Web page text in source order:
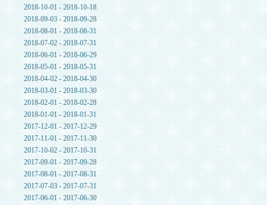
2018-10-01 - 2018-10-18
2018-09-03 - 2018-09-28
2018-08-01 - 2018-08-31
2018-07-02 - 2018-07-31
2018-06-01 - 2018-06-29
2018-05-01 - 2018-05-31
2018-04-02 - 2018-04-30
2018-03-01 - 2018-03-30
2018-02-01 - 2018-02-28
2018-01-01 - 2018-01-31
2017-12-01 - 2017-12-29
2017-11-01 - 2017-11-30
2017-10-02 - 2017-10-31
2017-09-01 - 2017-09-28
2017-08-01 - 2017-08-31
2017-07-03 - 2017-07-31
2017-06-01 - 2017-06-30